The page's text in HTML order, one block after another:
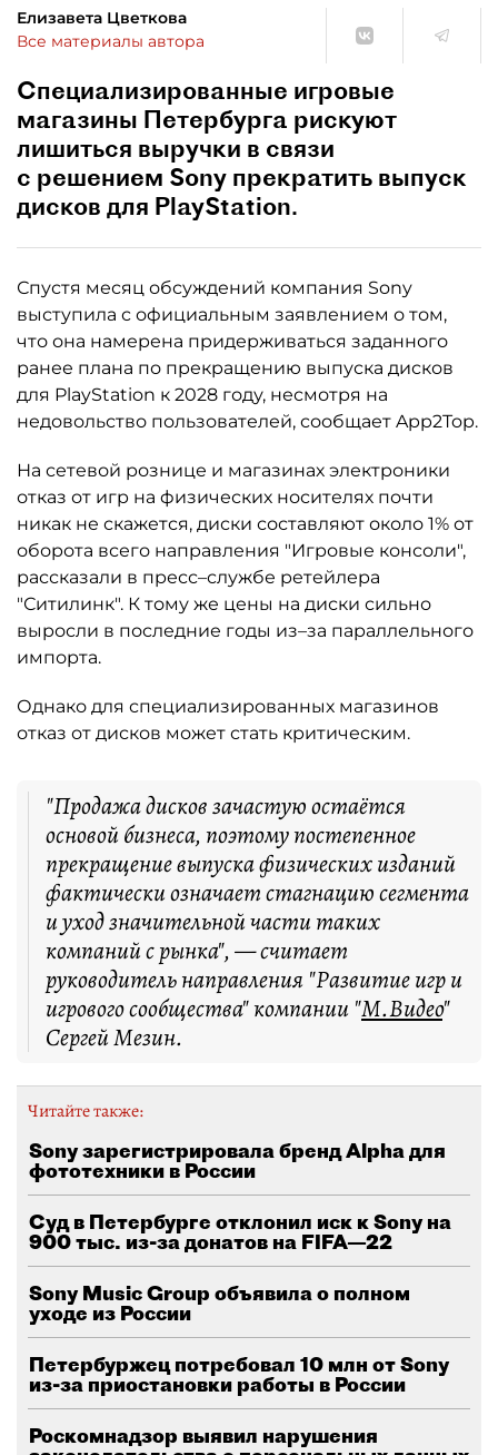
Елизавета Цветкова
Все материалы автора
Специализированные игровые
магазины Петербурга рискуют
лишиться выручки в связи
с решением Sony прекратить выпуск
дисков для PlayStation.
Спустя месяц обсуждений компания Sony
выступила с официальным заявлением о том,
что она намерена придерживаться заданного
ранее плана по прекращению выпуска дисков
для PlayStation к 2028 году, несмотря на
недовольство пользователей, сообщает App2Top.
На сетевой рознице и магазинах электроники
отказ от игр на физических носителях почти
никак не скажется, диски составляют около 1% от
оборота всего направления "Игровые консоли",
рассказали в пресс–службе ретейлера
"Ситилинк". К тому же цены на диски сильно
выросли в последние годы из–за параллельного
импорта.
Однако для специализированных магазинов
отказ от дисков может стать критическим.
"Продажа дисков зачастую остаётся
основой бизнеса, поэтому постепенное
прекращение выпуска физических изданий
фактически означает стагнацию сегмента
и уход значительной части таких
компаний с рынка", — считает
руководитель направления "Развитие игр и
игрового сообщества" компании "М.Видео"
Сергей Мезин.
Читайте также:
Sony зарегистрировала бренд Alpha для
фототехники в России
Суд в Петербурге отклонил иск к Sony на
900 тыс. из-за донатов на FIFA—22
Sony Music Group объявила о полном
уходе из России
Петербуржец потребовал 10 млн от Sony
из-за приостановки работы в России
Роскомнадзор выявил нарушения